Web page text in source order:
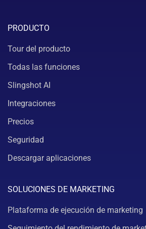
PRODUCTO
Tour del producto
Todas las funciones
Slingshot AI
Integraciones
Precios
Seguridad
Descargar aplicaciones
SOLUCIONES DE MARKETING
Plataforma de ejecución de marketing